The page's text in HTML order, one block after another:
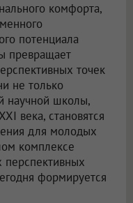
комфорта,
потенциала
превращает
точек
не только
научной школы,
века, становятся
для молодых
комплексе
перспективных
формируется